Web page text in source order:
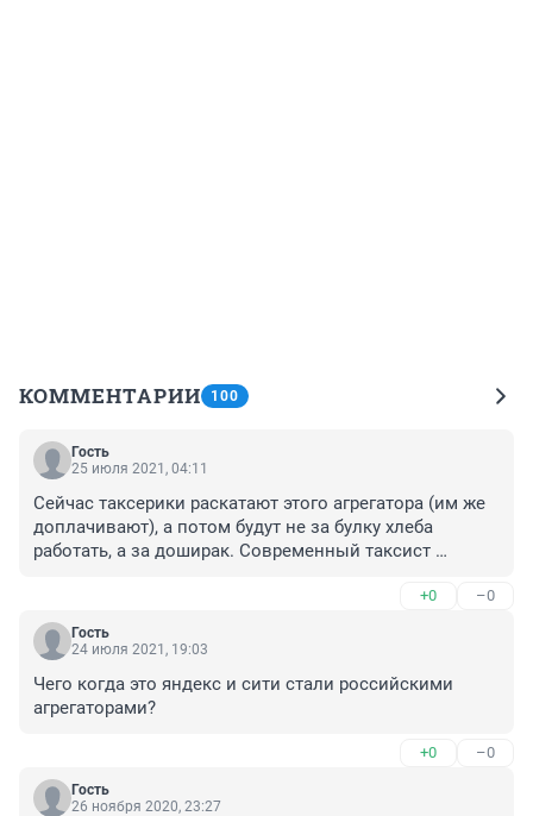
КОММЕНТАРИИ 100
Гость
25 июля 2021, 04:11
Сейчас таксерики раскатают этого агрегатора (им же
доплачивают), а потом будут не за булку хлеба
работать, а за доширак. Современный таксист
+0 –0
Гость
24 июля 2021, 19:03
Чего когда это яндекс и сити стали российскими
агрегаторами?
+0 –0
Гость
26 ноября 2020, 23:27